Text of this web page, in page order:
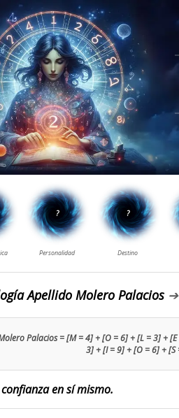
Apellido Molero Palacios
Palacios = [M = 4] + [O = 6] + [L = 3] +
3] + [I = 9] + [O = 6] +
en sí mismo.